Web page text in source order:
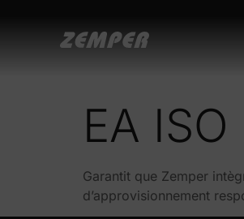
EA
Garantit que Zemper
d’approvisionnement